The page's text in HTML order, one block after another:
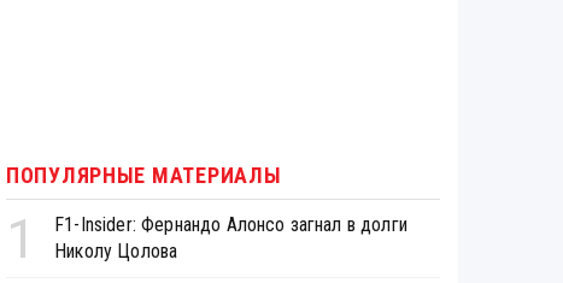
ПОПУЛЯРНЫЕ МАТЕРИАЛЫ
1
F1-Insider: Фернандо Алонсо загнал в долги
Николу Цолова